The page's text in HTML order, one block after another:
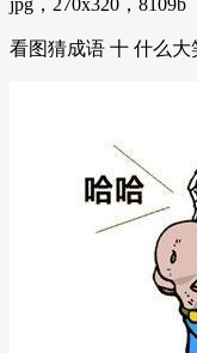
看图猜成语 十 什么大